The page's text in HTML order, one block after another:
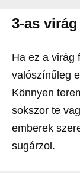
3-as virág
Ha ez a virág
valószínűleg
Könnyen
sokszor te
emberek
sugárzol.